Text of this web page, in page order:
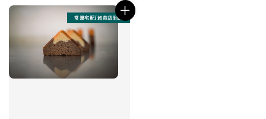
常溫宅配/超商店到店